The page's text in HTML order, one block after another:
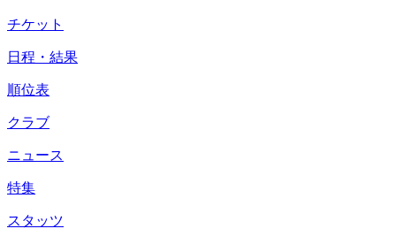
チケット
日程・結果
順位表
クラブ
ニュース
特集
スタッツ